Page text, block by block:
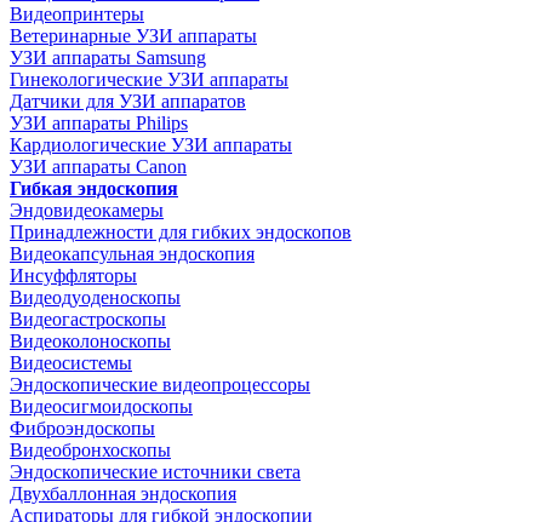
Видеопринтеры
Ветеринарные УЗИ аппараты
УЗИ аппараты Samsung
Гинекологические УЗИ аппараты
Датчики для УЗИ аппаратов
УЗИ аппараты Philips
Кардиологические УЗИ аппараты
УЗИ аппараты Canon
Гибкая эндоскопия
Эндовидеокамеры
Принадлежности для гибких эндоскопов
Видеокапсульная эндоскопия
Инсуффляторы
Видеодуоденоскопы
Видеогастроскопы
Видеоколоноскопы
Видеосистемы
Эндоскопические видеопроцессоры
Видеосигмоидоскопы
Фиброэндоскопы
Видеобронхоскопы
Эндоскопические источники света
Двухбаллонная эндоскопия
Аспираторы для гибкой эндоскопии